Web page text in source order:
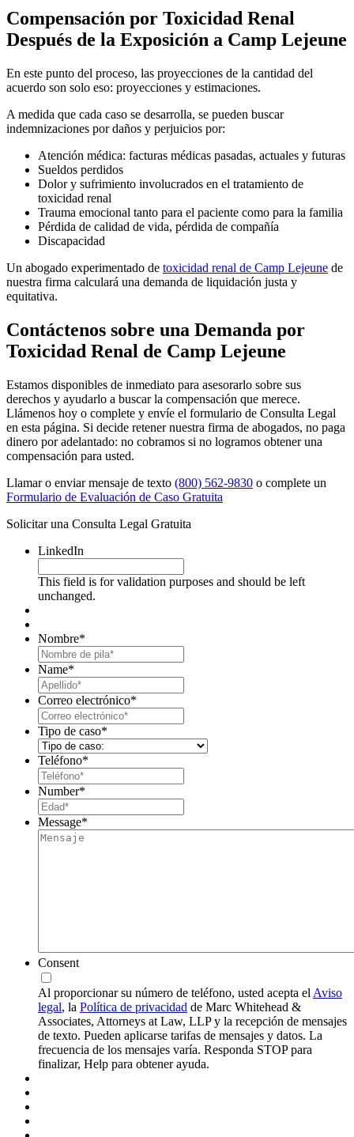
Compensación por Toxicidad Renal
Después de la Exposición a Camp Lejeune
En este punto del proceso, las proyecciones de la cantidad del
acuerdo son solo eso: proyecciones y estimaciones.
A medida que cada caso se desarrolla, se pueden buscar
indemnizaciones por daños y perjuicios por:
Atención médica: facturas médicas pasadas, actuales y futuras
Sueldos perdidos
Dolor y sufrimiento involucrados en el tratamiento de
toxicidad renal
Trauma emocional tanto para el paciente como para la familia
Pérdida de calidad de vida, pérdida de compañía
Discapacidad
Un abogado experimentado de toxicidad renal de Camp Lejeune de
nuestra firma calculará una demanda de liquidación justa y
equitativa.
Contáctenos sobre una Demanda por
Toxicidad Renal de Camp Lejeune
Estamos disponibles de inmediato para asesorarlo sobre sus
derechos y ayudarlo a buscar la compensación que merece.
Llámenos hoy o complete y envíe el formulario de Consulta Legal
en esta página. Si decide retener nuestra firma de abogados, no paga
dinero por adelantado: no cobramos si no logramos obtener una
compensación para usted.
Llamar o enviar mensaje de texto (800) 562-9830 o complete un
Formulario de Evaluación de Caso Gratuita
Solicitar una Consulta Legal Gratuita
LinkedIn
This field is for validation purposes and should be left
unchanged.
Nombre*
Name*
Correo electrónico*
Tipo de caso*
Teléfono*
Number*
Message*
Consent
Al proporcionar su número de teléfono, usted acepta el Aviso
legal, la Política de privacidad de Marc Whitehead &
Associates, Attorneys at Law, LLP y la recepción de mensajes
de texto. Pueden aplicarse tarifas de mensajes y datos. La
frecuencia de los mensajes varía. Responda STOP para
finalizar, Help para obtener ayuda.